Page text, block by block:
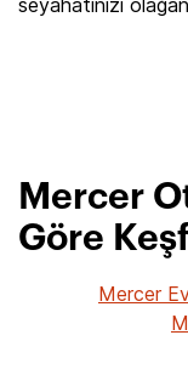
seyahatinizi
Mercer
Göre
Mercer